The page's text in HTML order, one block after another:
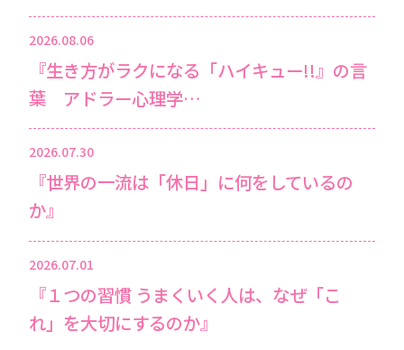
2026.08.06
『生き方がラクになる「ハイキュー!!』の言
葉 アドラー心理学…
2026.07.30
『世界の一流は「休日」に何をしているの
か』
2026.07.01
『１つの習慣 うまくいく人は、なぜ「こ
れ」を大切にするのか』